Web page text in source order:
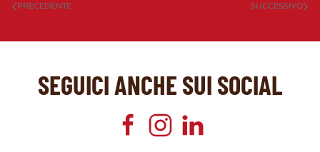
PRECEDENTE SUCCESSIVO
SEGUICI ANCHE SUI SOCIAL